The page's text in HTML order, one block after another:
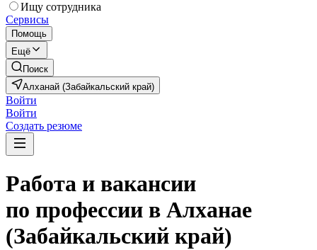
Ищу сотрудника
Сервисы
Помощь
Ещё
Поиск
Алханай (Забайкальский край)
Войти
Войти
Создать резюме
Работа и вакансии
по профессии в Алханае
(Забайкальский край)